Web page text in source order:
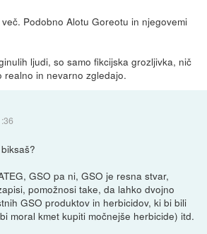
Podobno Alotu Goreotu in njegovemi
ljudi, so samo fikcijska grozljivka, nič
in nevarno zgledajo.
GSO pa ni, GSO je resna stvar,
pomožnosi take, da lahko dvojno
GSO produktov in herbicidov, ki bi bili
moral kmet kupiti močnejše herbicide) itd.